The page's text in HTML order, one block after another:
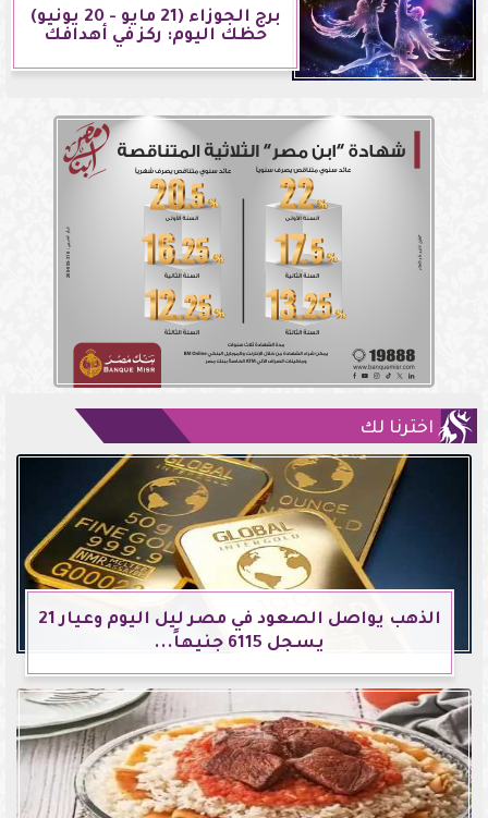
برج الجوزاء (21 مايو - 20 يونيو)
حظك اليوم: ركز في أهدافك
اخترنا لك
الذهب يواصل الصعود في مصر ليل اليوم وعيار 21
يسجل 6115 جنيهاً...